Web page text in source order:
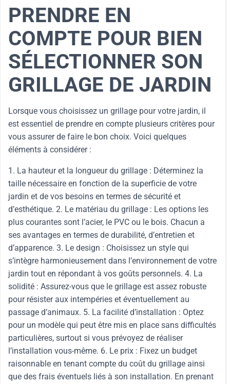
PRENDRE EN
COMPTE POUR BIEN
SÉLECTIONNER SON
GRILLAGE DE JARDIN
Lorsque vous choisissez un grillage pour votre jardin, il
est essentiel de prendre en compte plusieurs critères pour
vous assurer de faire le bon choix. Voici quelques
éléments à considérer :
1. La hauteur et la longueur du grillage : Déterminez la
taille nécessaire en fonction de la superficie de votre
jardin et de vos besoins en termes de sécurité et
d’esthétique. 2. Le matériau du grillage : Les options les
plus courantes sont l’acier, le PVC ou le bois. Chacun a
ses avantages en termes de durabilité, d’entretien et
d’apparence. 3. Le design : Choisissez un style qui
s’intègre harmonieusement dans l’environnement de votre
jardin tout en répondant à vos goûts personnels. 4. La
solidité : Assurez-vous que le grillage est assez robuste
pour résister aux intempéries et éventuellement au
passage d’animaux. 5. La facilité d’installation : Optez
pour un modèle qui peut être mis en place sans difficultés
particulières, surtout si vous prévoyez de réaliser
l’installation vous-même. 6. Le prix : Fixez un budget
raisonnable en tenant compte du coût du grillage ainsi
que des frais éventuels liés à son installation. En prenant